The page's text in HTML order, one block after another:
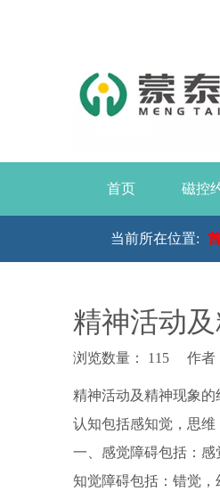
首页 磁控
当前所在位置:
精神活动
浏览数量： 115 作者
精神活动及精神现象的
认知包括感知觉，思维
一、感觉障碍包括：感
知觉障碍包括：错觉，